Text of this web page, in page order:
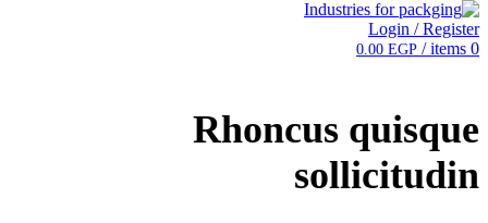
Login / Register
0
items
/
0.00 EGP
Rhoncus quisque
sollicitudin